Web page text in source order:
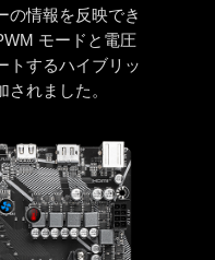
の情報を反映でき
モードと電圧
トするハイブリッ
されました。